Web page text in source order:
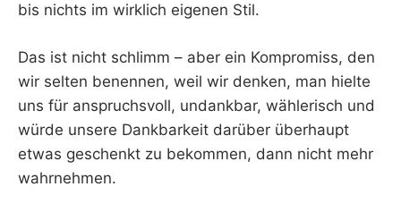
bis nichts im wirklich eigenen Stil.
Das ist nicht schlimm – aber ein Kompromiss, den
wir selten benennen, weil wir denken, man hielte
uns für anspruchsvoll, undankbar, wählerisch und
würde unsere Dankbarkeit darüber überhaupt
etwas geschenkt zu bekommen, dann nicht mehr
wahrnehmen.